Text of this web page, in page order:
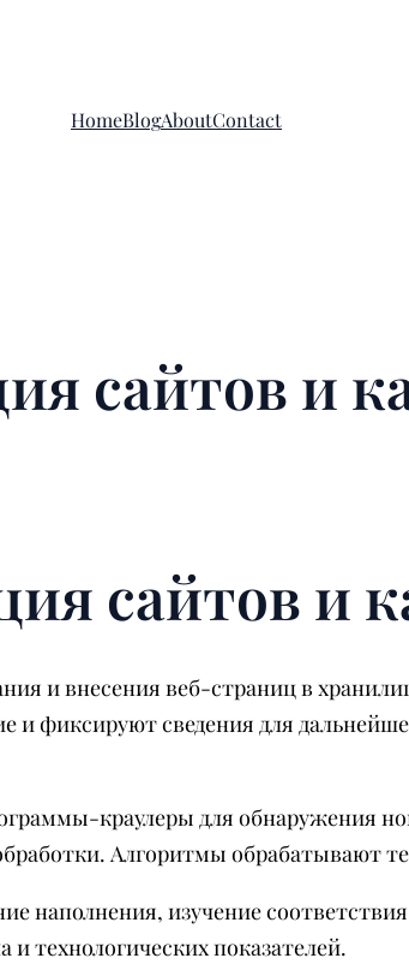
HomeBlogAboutContact
сайтов и
сайтов и
и внесения веб-страниц в
и фиксируют сведения для
краулеры для обнаружения
Алгоритмы обрабатывают
наполнения, изучение соответствия
технологических показателей.